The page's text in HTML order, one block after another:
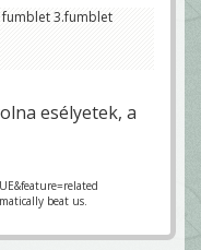
fumblet 3.fumblet
esélyetek, a
beat us.